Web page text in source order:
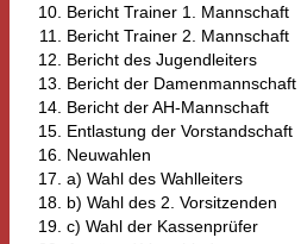
Bericht Trainer 1. Mannschaft
Bericht Trainer 2. Mannschaft
Bericht des Jugendleiters
Bericht der Damenmannschaft
Bericht der AH-Mannschaft
Entlastung der Vorstandschaft
Neuwahlen
a) Wahl des Wahlleiters
b) Wahl des 2. Vorsitzenden
c) Wahl der Kassenprüfer